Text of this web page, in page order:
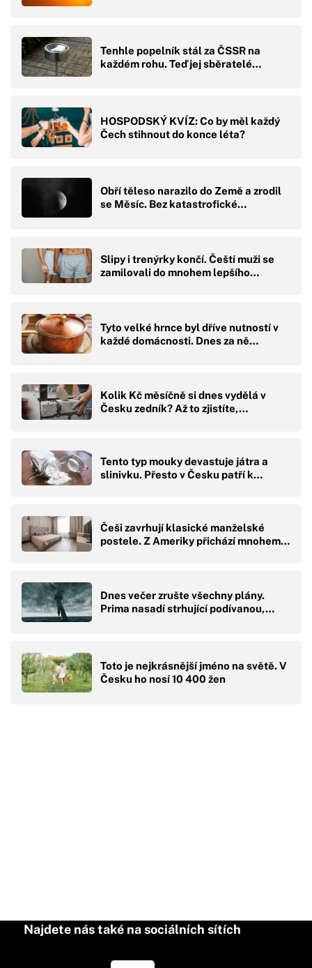
Tenhle popelník stál za ČSSR na
každém rohu. Teď jej sběratelé…
HOSPODSKÝ KVÍZ: Co by měl každý
Čech stihnout do konce léta?
Obří těleso narazilo do Země a zrodil
se Měsíc. Bez katastrofické…
Slipy i trenýrky končí. Čeští muži se
zamilovali do mnohem lepšího…
Tyto velké hrnce byl dříve nutností v
každé domácnosti. Dnes za ně…
Kolik Kč měsíčně si dnes vydělá v
Česku zedník? Až to zjistíte,…
Tento typ mouky devastuje játra a
slinivku. Přesto v Česku patří k…
Češi zavrhují klasické manželské
postele. Z Ameriky přichází mnohem…
Dnes večer zrušte všechny plány.
Prima nasadí strhující podívanou,…
Toto je nejkrásnější jméno na světě. V
Česku ho nosí 10 400 žen
Najdete nás také na sociálních sítích